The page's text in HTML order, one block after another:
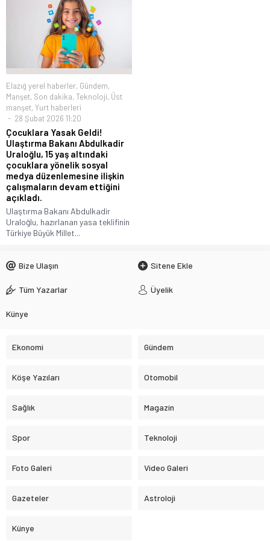
Elazığ yerel haberler, Gündem,
Manşet, Son dakika, Teknoloji, Üst
manşet, Yurt haberleri
28 Şubat 2026 11:20
Çocuklara Yasak Geldi!
Ulaştırma Bakanı Abdulkadir
Uraloğlu, 15 yaş altındaki
çocuklara yönelik sosyal
medya düzenlemesine ilişkin
çalışmaların devam ettiğini
açıkladı.
Ulaştırma Bakanı Abdulkadir
Uraloğlu, hazırlanan yasa teklifinin
Türkiye Büyük Millet...
Bize Ulaşın Sitene Ekle
Tüm Yazarlar Üyelik
Künye
Ekonomi Gündem
Köşe Yazıları Otomobil
Sağlık Magazin
Spor Teknoloji
Foto Galeri Video Galeri
Gazeteler Astroloji
Künye